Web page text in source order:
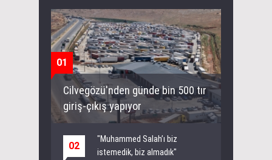
01
Cilvegözü'nden günde bin 500 tır
giriş-çıkış yapıyor
02
"Muhammed Salah’ı biz
istemedik, biz almadık"